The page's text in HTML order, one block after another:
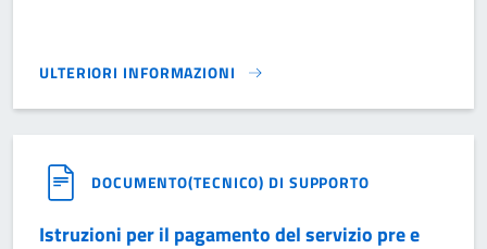
ULTERIORI INFORMAZIONI
MODULISTICA SERVIZI CULTURALI - BIBLIOTECA}
DOCUMENTO(TECNICO) DI SUPPORTO
Istruzioni per il pagamento del servizio pre e